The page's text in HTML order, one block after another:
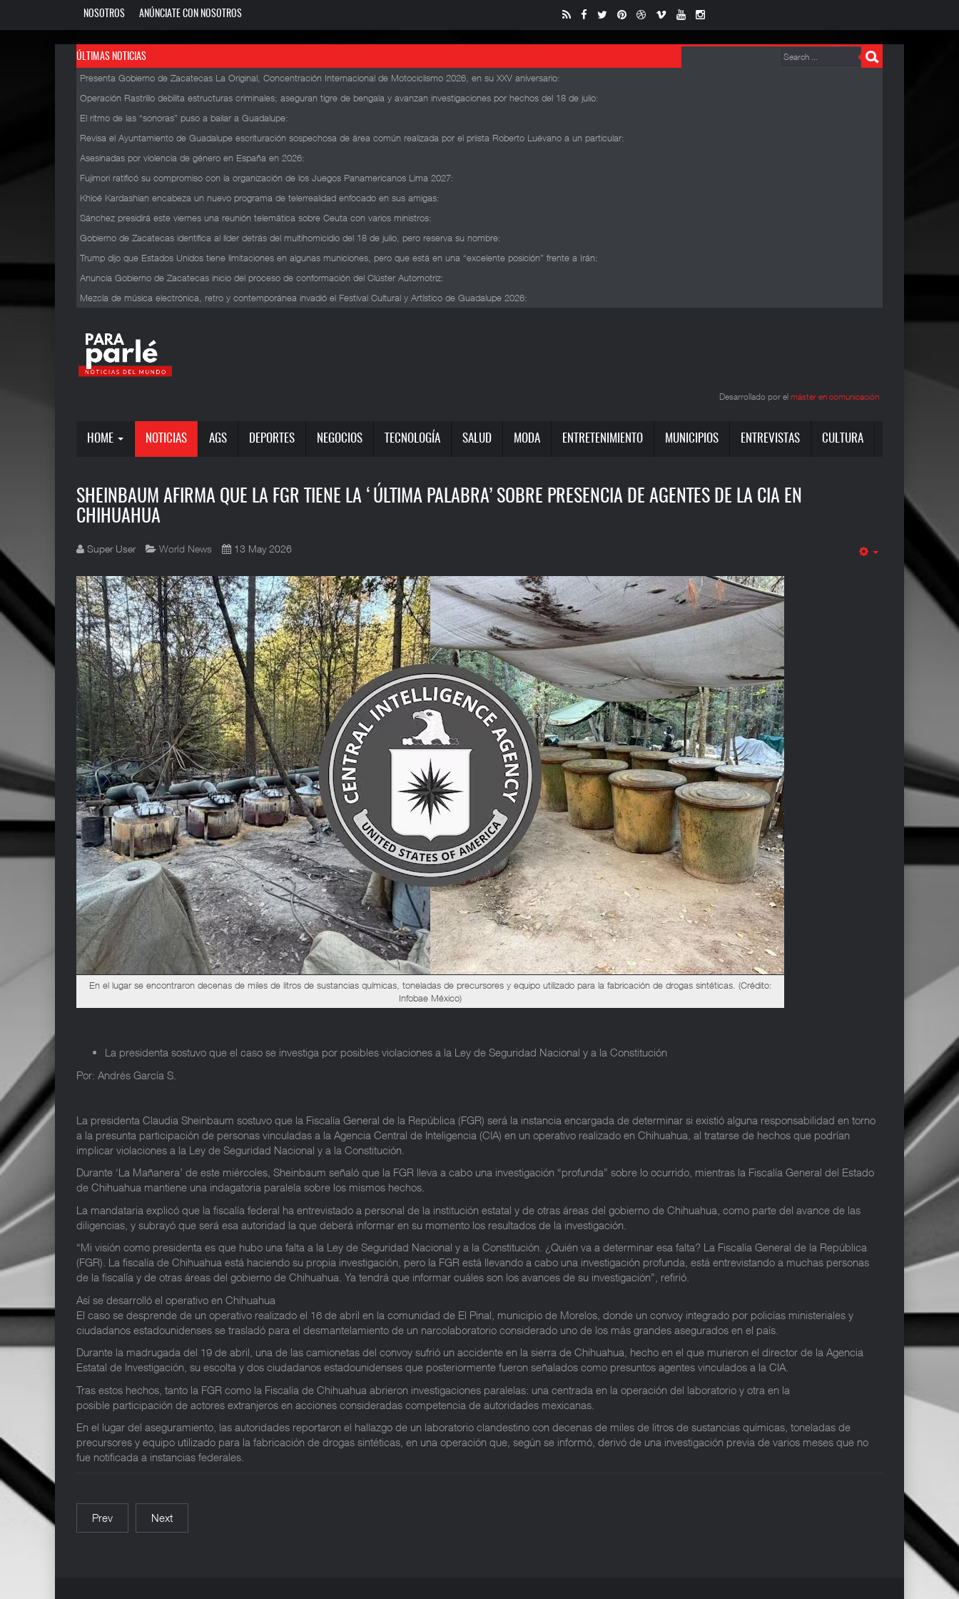
NOSOTROS ANÚNCIATE CON NOSOTROS
ÚLTIMAS NOTICIAS
Presenta Gobierno de Zacatecas La Original, Concentración Internacional de Motociclismo 2026, en su XXV aniversario:
Operación Rastrillo debilita estructuras criminales; aseguran tigre de bengala y avanzan investigaciones por hechos del 18 de julio:
El ritmo de las “sonoras” puso a bailar a Guadalupe:
Revisa el Ayuntamiento de Guadalupe escrituración sospechosa de área común realizada por el priista Roberto Luévano a un particular:
Asesinadas por violencia de género en España en 2026:
Fujimori ratificó su compromiso con la organización de los Juegos Panamericanos Lima 2027:
Khloé Kardashian encabeza un nuevo programa de telerrealidad enfocado en sus amigas:
Sánchez presidirá este viernes una reunión telemática sobre Ceuta con varios ministros:
Gobierno de Zacatecas identifica al líder detrás del multihomicidio del 18 de julio, pero reserva su nombre:
Trump dijo que Estados Unidos tiene limitaciones en algunas municiones, pero que está en una “excelente posición” frente a Irán:
Anuncia Gobierno de Zacatecas inicio del proceso de conformación del Clúster Automotriz:
Mezcla de música electrónica, retro y contemporánea invadió el Festival Cultural y Artístico de Guadalupe 2026:
Desarrollado por el máster en comunicación
HOME NOTICIAS AGS DEPORTES NEGOCIOS TECNOLOGÍA SALUD MODA ENTRETENIMIENTO MUNICIPIOS ENTREVISTAS CULTURA
SHEINBAUM AFIRMA QUE LA FGR TIENE LA ‘ÚLTIMA PALABRA’ SOBRE PRESENCIA DE AGENTES DE LA CIA EN
CHIHUAHUA
Super User World News 13 May 2026
En el lugar se encontraron decenas de miles de litros de sustancias químicas, toneladas de precursores y equipo utilizado para la fabricación de drogas sintéticas. (Crédito:
Infobae México)
La presidenta sostuvo que el caso se investiga por posibles violaciones a la Ley de Seguridad Nacional y a la Constitución
Por: Andrés García S.
La presidenta Claudia Sheinbaum sostuvo que la Fiscalía General de la República (FGR) será la instancia encargada de determinar si existió alguna responsabilidad en torno
a la presunta participación de personas vinculadas a la Agencia Central de Inteligencia (CIA) en un operativo realizado en Chihuahua, al tratarse de hechos que podrían
implicar violaciones a la Ley de Seguridad Nacional y a la Constitución.
Durante ‘La Mañanera’ de este miércoles, Sheinbaum señaló que la FGR lleva a cabo una investigación “profunda” sobre lo ocurrido, mientras la Fiscalía General del Estado
de Chihuahua mantiene una indagatoria paralela sobre los mismos hechos.
La mandataria explicó que la fiscalía federal ha entrevistado a personal de la institución estatal y de otras áreas del gobierno de Chihuahua, como parte del avance de las
diligencias, y subrayó que será esa autoridad la que deberá informar en su momento los resultados de la investigación.
“Mi visión como presidenta es que hubo una falta a la Ley de Seguridad Nacional y a la Constitución. ¿Quién va a determinar esa falta? La Fiscalía General de la República
(FGR). La fiscalía de Chihuahua está haciendo su propia investigación, pero la FGR está llevando a cabo una investigación profunda, está entrevistando a muchas personas
de la fiscalía y de otras áreas del gobierno de Chihuahua. Ya tendrá que informar cuáles son los avances de su investigación”, refirió.
Así se desarrolló el operativo en Chihuahua
El caso se desprende de un operativo realizado el 16 de abril en la comunidad de El Pinal, municipio de Morelos, donde un convoy integrado por policías ministeriales y
ciudadanos estadounidenses se trasladó para el desmantelamiento de un narcolaboratorio considerado uno de los más grandes asegurados en el país.
Durante la madrugada del 19 de abril, una de las camionetas del convoy sufrió un accidente en la sierra de Chihuahua, hecho en el que murieron el director de la Agencia
Estatal de Investigación, su escolta y dos ciudadanos estadounidenses que posteriormente fueron señalados como presuntos agentes vinculados a la CIA.
Tras estos hechos, tanto la FGR como la Fiscalía de Chihuahua abrieron investigaciones paralelas: una centrada en la operación del laboratorio y otra en la
posible participación de actores extranjeros en acciones consideradas competencia de autoridades mexicanas.
En el lugar del aseguramiento, las autoridades reportaron el hallazgo de un laboratorio clandestino con decenas de miles de litros de sustancias químicas, toneladas de
precursores y equipo utilizado para la fabricación de drogas sintéticas, en una operación que, según se informó, derivó de una investigación previa de varios meses que no
fue notificada a instancias federales.
Prev Next